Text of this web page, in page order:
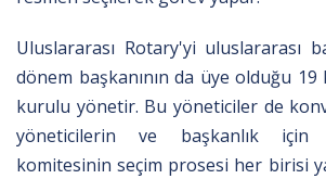
Uluslararası Rotary'yi uluslararası
dönem başkanının da üye olduğu
kurulu yönetir. Bu yöneticiler de
yöneticilerin ve başkanlık için
komitesinin seçim prosesi her birisi